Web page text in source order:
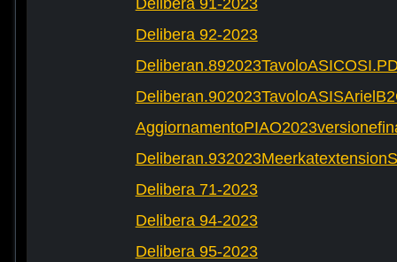
Delibera 91-2023
Delibera 92-2023
Delibera 71-2023
Delibera 94-2023
Delibera 95-2023